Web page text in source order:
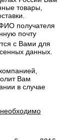
товары,
получателя
почту
с Вами для
данных.
Вам
в случае